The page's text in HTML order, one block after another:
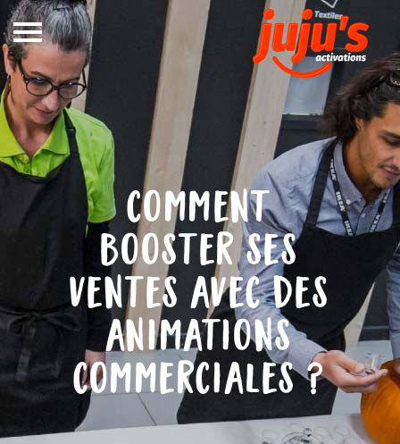
Notre
métier
In Store
Out Store
Références
DEVIS
CONTACT
comment
booster ses
ventes avec des
animations
commerciales ?